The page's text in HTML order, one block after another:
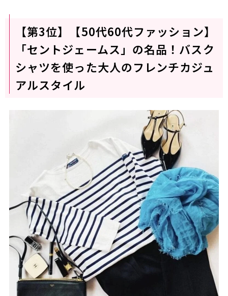
【第3位】【50代60代ファッション】
「セントジェームス」の名品！バスク
シャツを使った大人のフレンチカジュ
アルスタイル